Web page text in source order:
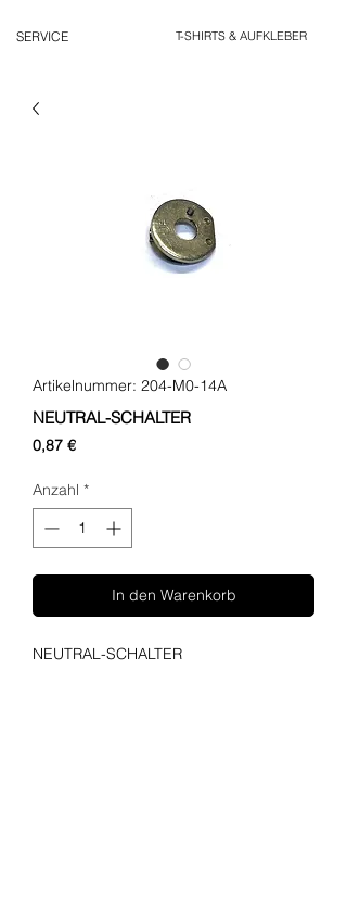
SERVICE T-SHIRTS & AUFKLEBER
Artikelnummer: 204-M0-14A
NEUTRAL-SCHALTER
0,87 €Preis
Anzahl *
In den Warenkorb
NEUTRAL-SCHALTER